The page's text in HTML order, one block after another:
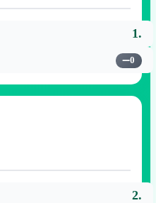
1.
0
2.